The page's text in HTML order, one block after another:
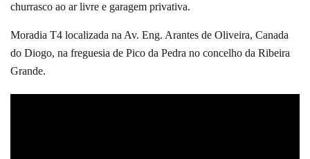
churrasco ao ar livre e garagem privativa.
Moradia T4 localizada na Av. Eng. Arantes de Oliveira, Canada
do Diogo, na freguesia de Pico da Pedra no concelho da Ribeira
Grande.